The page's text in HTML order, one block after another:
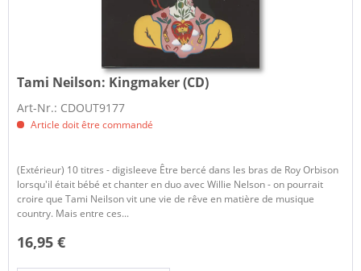
Tami Neilson: Kingmaker (CD)
Art-Nr.: CDOUT9177
Article doit être commandé
(Extérieur) 10 titres - digisleeve Être bercé dans les bras de Roy Orbison
lorsqu'il était bébé et chanter en duo avec Willie Nelson - on pourrait
croire que Tami Neilson vit une vie de rêve en matière de musique
country. Mais entre ces...
16,95 €